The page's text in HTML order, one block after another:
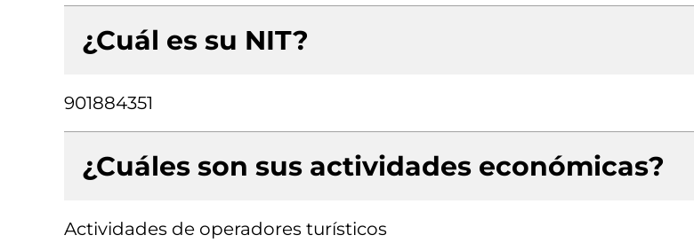
¿Cuál es su NIT?
901884351
¿Cuáles son sus actividades económicas?
Actividades de operadores turísticos